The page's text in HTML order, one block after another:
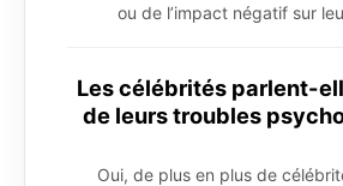
ou de l’impact négatif sur
Les célébrités parlent-
de leurs troubles
Oui, de plus en plus de